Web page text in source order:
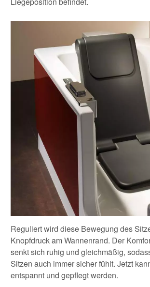
Reguliert wird diese Bewegung des
Knopfdruck am Wannenrand. Der
senkt sich ruhig und gleichmäßig,
Sitzen auch immer sicher fühlt. Jetzt
entspannt und gepflegt werden.